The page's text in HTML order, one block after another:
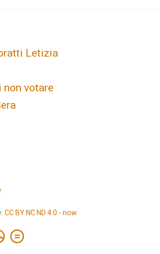
Letizia
non votare
CC BY NC ND 4.0 - now